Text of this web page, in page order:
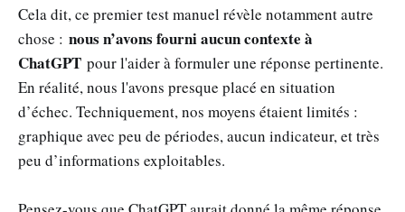
Cela dit, ce premier test manuel révèle notamment autre
chose : nous n’avons fourni aucun contexte à
ChatGPT pour l'aider à formuler une réponse pertinente.
En réalité, nous l'avons presque placé en situation
d’échec. Techniquement, nos moyens étaient limités :
graphique avec peu de périodes, aucun indicateur, et très
peu d’informations exploitables.